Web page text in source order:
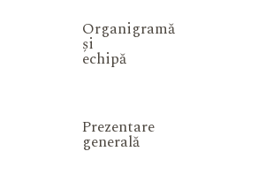
Organigramă
și
echipă
Prezentare
generală